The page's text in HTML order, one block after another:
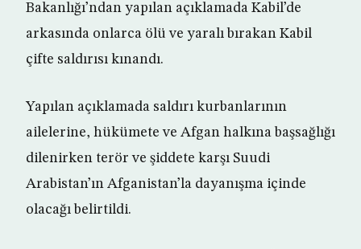
Bakanlığı’ndan yapılan açıklamada Kabil’de
arkasında onlarca ölü ve yaralı bırakan Kabil
çifte saldırısı kınandı.
Yapılan açıklamada saldırı kurbanlarının
ailelerine, hükümete ve Afgan halkına başsağlığı
dilenirken terör ve şiddete karşı Suudi
Arabistan’ın Afganistan’la dayanışma içinde
olacağı belirtildi.